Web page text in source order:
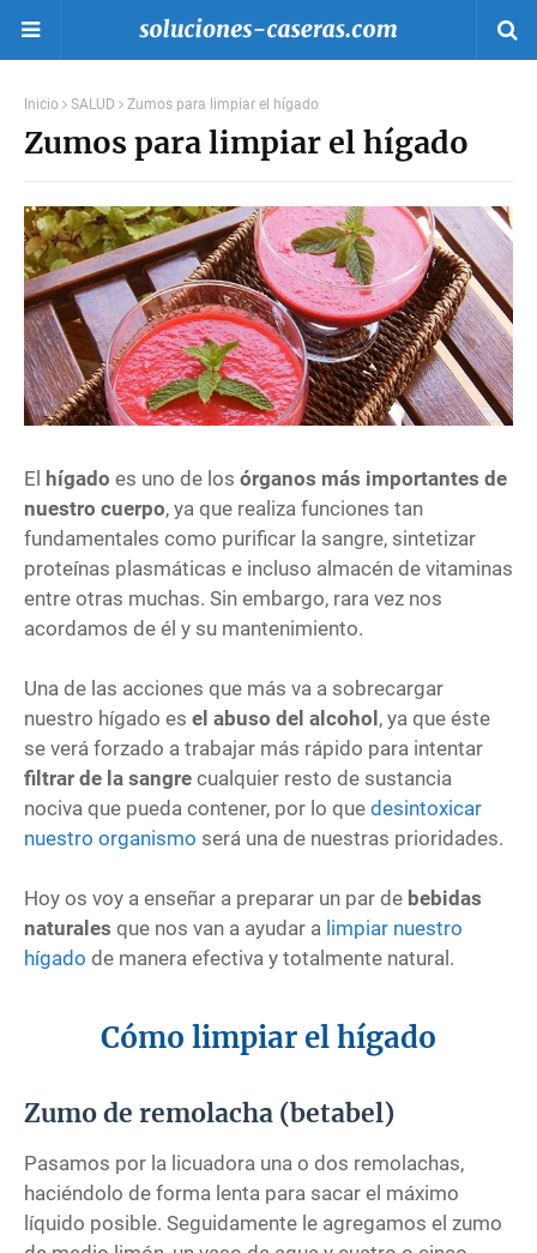
Inicio SALUD Zumos para limpiar el hígado
Zumos para limpiar el hígado
El hígado es uno de los órganos más importantes de
nuestro cuerpo, ya que realiza funciones tan
fundamentales como purificar la sangre, sintetizar
proteínas plasmáticas e incluso almacén de vitaminas
entre otras muchas. Sin embargo, rara vez nos
acordamos de él y su mantenimiento.
Una de las acciones que más va a sobrecargar
nuestro hígado es el abuso del alcohol, ya que éste
se verá forzado a trabajar más rápido para intentar
filtrar de la sangre cualquier resto de sustancia
nociva que pueda contener, por lo que desintoxicar
nuestro organismo será una de nuestras prioridades.
Hoy os voy a enseñar a preparar un par de bebidas
naturales que nos van a ayudar a limpiar nuestro
hígado de manera efectiva y totalmente natural.
Cómo limpiar el hígado
Zumo de remolacha (betabel)
Pasamos por la licuadora una o dos remolachas,
haciéndolo de forma lenta para sacar el máximo
líquido posible. Seguidamente le agregamos el zumo